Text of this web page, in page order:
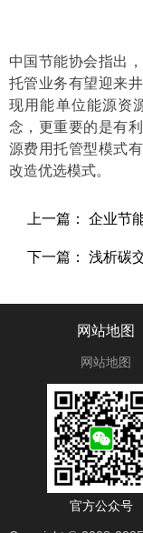
中国节能协会指出
托管业务有望迎来
现用能单位能源资
念，更重要的是有
源费用托管型模式
改造优选模式。
上一篇： 企业节
下一篇： 浅析碳
网站地图
网站地图
官方公众号